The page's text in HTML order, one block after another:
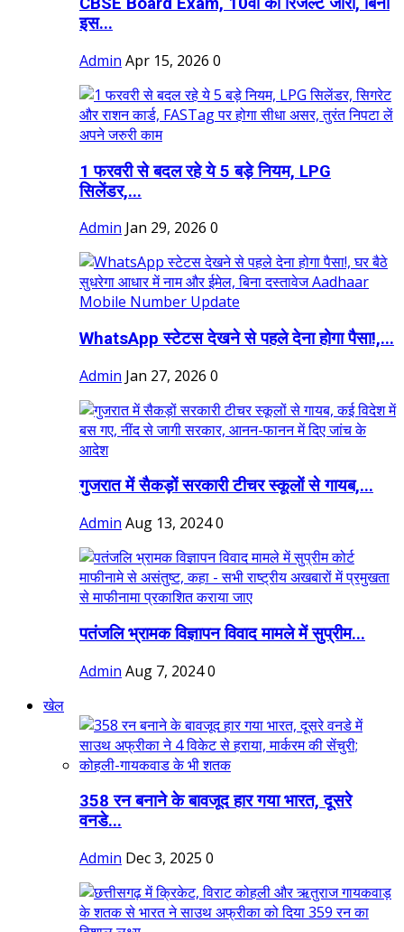
इस...
Admin Apr 15, 2026 0
1 फरवरी से बदल रहे ये 5 बड़े नियम, LPG
सिलेंडर,...
Admin Jan 29, 2026 0
WhatsApp स्टेटस देखने से पहले देना होगा पैसा!,...
Admin Jan 27, 2026 0
गुजरात में सैकड़ों सरकारी टीचर स्कूलों से गायब,...
Admin Aug 13, 20240
पतंजलि भ्रामक विज्ञापन विवाद मामले में सुप्रीम...
Admin Aug 7, 20240
खेल
358 रन बनाने के बावजूद हार गया भारत, दूसरे
वनडे...
Admin Dec 3, 2025 0